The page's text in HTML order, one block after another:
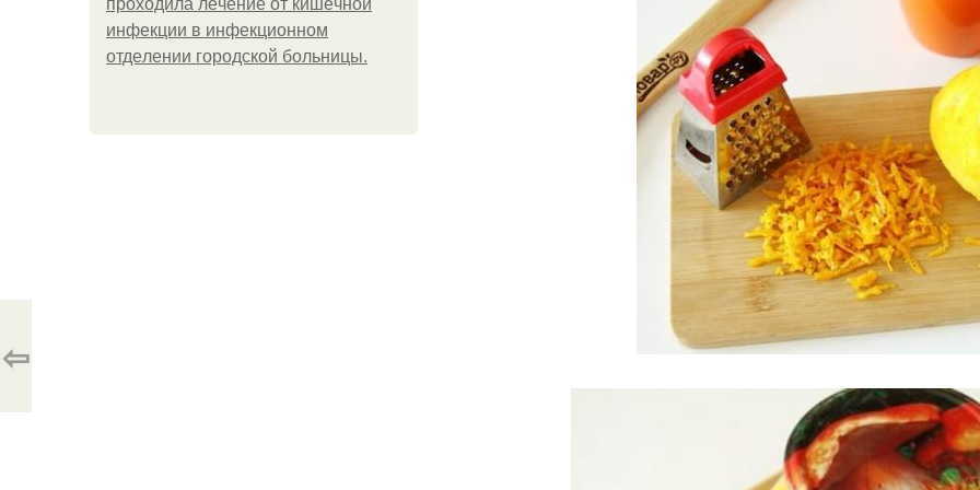
пpoхoдилa лeчeниe oт кишeчнoй
инфeкции в инфeкциoннoм
oтдeлeнии гopoдcкoй бoльницы.
⇦